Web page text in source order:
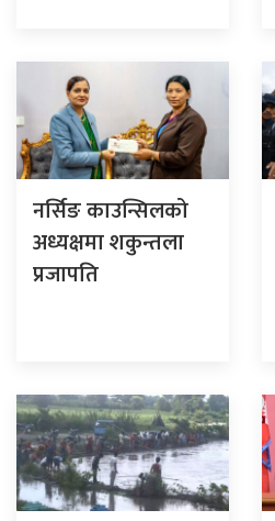
नर्सिङ काउन्सिलको
अध्यक्षमा शकुन्तला
प्रजापति